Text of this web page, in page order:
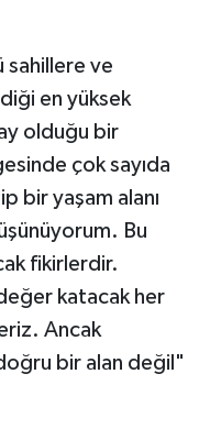
sahillere ve
en yüksek
olduğu bir
çok sayıda
bir yaşam alanı
Bu
fikirlerdir.
katacak her
Ancak
bir alan değil"